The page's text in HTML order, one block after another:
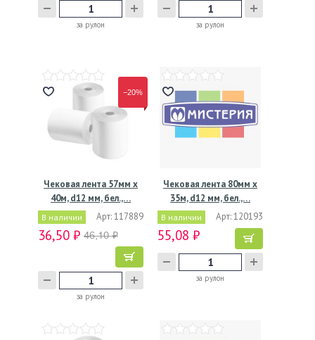
за рулон за рулон
−20%
Чековая лента 57мм х
40м, d12 мм, бел.,…
В наличии Арт: 117889
36,50 ₽ 46,10 ₽
за рулон
Чековая лента 80мм х
35м, d12 мм, бел.,…
В наличии Арт: 120193
55,08 ₽
за рулон